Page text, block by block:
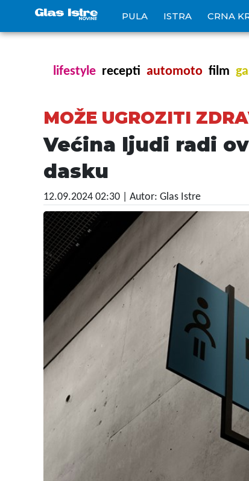
PULA ISTRA CRNA
lifestyle recepti automoto film
MOŽE UGROZITI
Većina ljudi radi
dasku
12.09.2024 02:30 | Autor: Glas Istre